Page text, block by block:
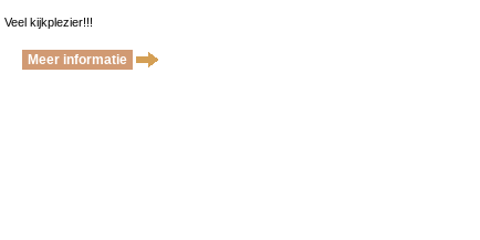
Veel kijkplezier!!!
Meer informatie